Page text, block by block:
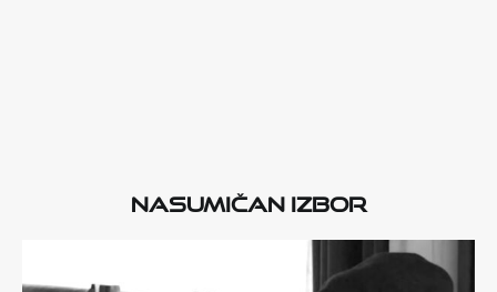
Nasumičan izbor